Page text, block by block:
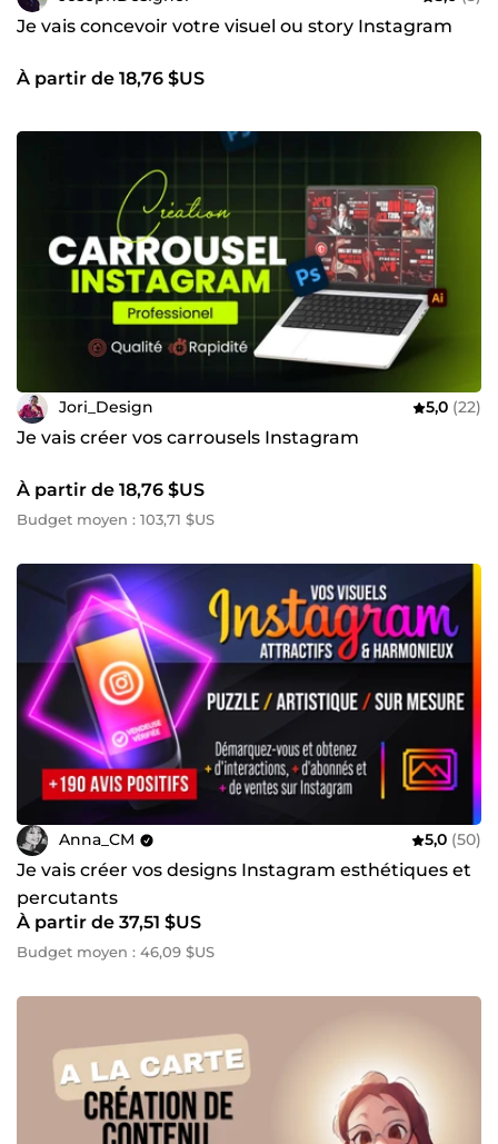
Je vais concevoir votre visuel ou story Instagram
À partir de 18,76 $US
Jori_Design 5,0 (22)
Je vais créer vos carrousels Instagram
À partir de 18,76 $US
Budget moyen : 103,71 $US
Anna_CM 5,0 (50)
Je vais créer vos designs Instagram esthétiques et
percutants
À partir de 37,51 $US
Budget moyen : 46,09 $US